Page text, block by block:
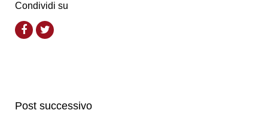
Condividi su
Post successivo